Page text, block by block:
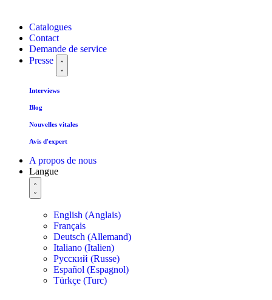
Catalogues
Contact
Demande de service
Presse
Interviews
Blog
Nouvelles vitales
Avis d'expert
A propos de nous
Langue
English (Anglais)
Français
Deutsch (Allemand)
Italiano (Italien)
Русский (Russe)
Español (Espagnol)
Türkçe (Turc)